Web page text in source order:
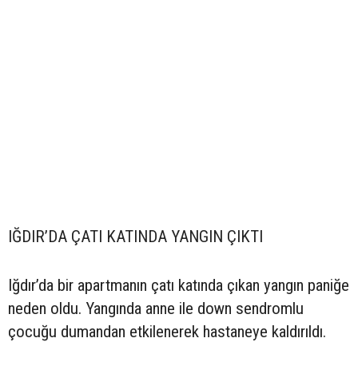
IĞDIR’DA ÇATI KATINDA YANGIN ÇIKTI
Iğdır’da bir apartmanın çatı katında çıkan yangın paniğe
neden oldu. Yangında anne ile down sendromlu
çocuğu dumandan etkilenerek hastaneye kaldırıldı.